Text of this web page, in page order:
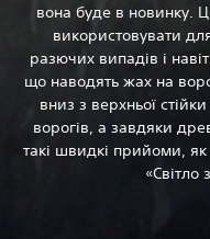
вона буде в новинку.
використовувати
разючих випадів і
що наводять жах на
вниз з верхньої
ворогів, а завдяки
такі швидкі прийоми,
«Світло